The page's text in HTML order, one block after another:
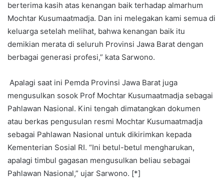
berterima kasih atas kenangan baik terhadap almarhum
Mochtar Kusumaatmadja. Dan ini melegakan kami semua di
keluarga setelah melihat, bahwa kenangan baik itu
demikian merata di seluruh Provinsi Jawa Barat dengan
berbagai generasi profesi,” kata Sarwono.
Apalagi saat ini Pemda Provinsi Jawa Barat juga
mengusulkan sosok Prof Mochtar Kusumaatmadja sebagai
Pahlawan Nasional. Kini tengah dimatangkan dokumen
atau berkas pengusulan resmi Mochtar Kusumaatmadja
sebagai Pahlawan Nasional untuk dikirimkan kepada
Kementerian Sosial RI. “Ini betul-betul mengharukan,
apalagi timbul gagasan mengusulkan beliau sebagai
Pahlawan Nasional,” ujar Sarwono. [*]